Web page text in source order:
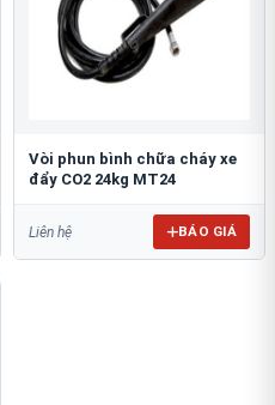
Vòi phun bình chữa cháy xe
đẩy CO2 24kg MT24
Liên hệ BÁO GIÁ